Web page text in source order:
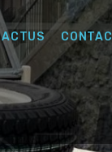
ACTUS